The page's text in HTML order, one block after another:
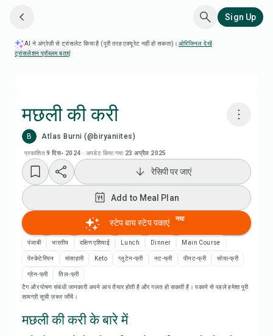
Sign Up
AI ने अंग्रेज़ी से ट्रांसलेट किया है (पूरी तरह एक्यूरेट नहीं हो सकता)। ओरिजिनल देखें·
ट्रांसलेशन प्रॉब्लम बताएं
मछली की करी
B Atlas Burni (@biryaniites)
प्रकाशित 9 दिस॰ 2024 · अपडेट किया गया 23 अप्रैल 2025
Add to Meal Plan
Add to Shopping List
रेसिपी नोट्स
रेसिपी पर जाएं
Add to Meal Plan
स्टेप बाय स्टेप पकाएं नया
पंजाबी भारतीय दक्षिण एशियाई Lunch Dinner Main Course
पेस्केटेरियन मांसाहारी Keto ग्लूटेन-फ्री नट-फ्री पीनट-फ्री सोया-फ्री
ग्रेन-फ्री
तिल-फ्री
टैग और पोषण संबंधी जानकारी अपने आप तैयार होती है और गलत हो सकती है। पकाने से पहले हमेशा पूरी
सामग्री सूची ज़रूर जाँचें।
मछली की करी के बारे में